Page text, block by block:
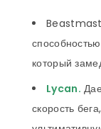
который
Lycan.
скорость